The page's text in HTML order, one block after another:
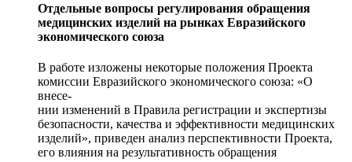
Отдельные вопросы регулирования обращения
медицинских изделий на рынках Евразийского
экономического союза
В работе изложены некоторые положения Проекта
комиссии Евразийского экономического союза: «О
внесе-
нии изменений в Правила регистрации и экспертизы
безопасности, качества и эффективности медицинских
изделий», приведен анализ перспективности Проекта,
его влияния на результативность обращения